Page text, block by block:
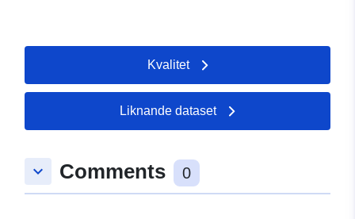
Kvalitet
Liknande dataset
keyboard_arrow_down Comments 0